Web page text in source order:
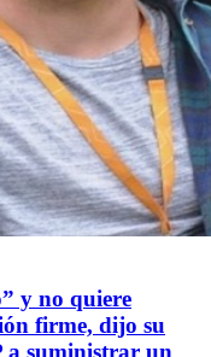
y no quiere
firme, dijo su
a suministrar un